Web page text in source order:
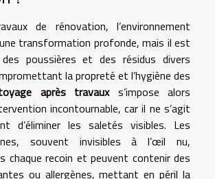
de rénovation, l’environnement
transformation profonde, mais il est
poussières et des résidus divers
la propreté et l’hygiène des
après travauxs’impose alors
incontournable, car il ne s’agit
d’éliminer les saletés visibles. Les
souvent invisibles à l’œil nu,
chaque recoin et peuvent contenir des
ou allergènes, mettant en péril la